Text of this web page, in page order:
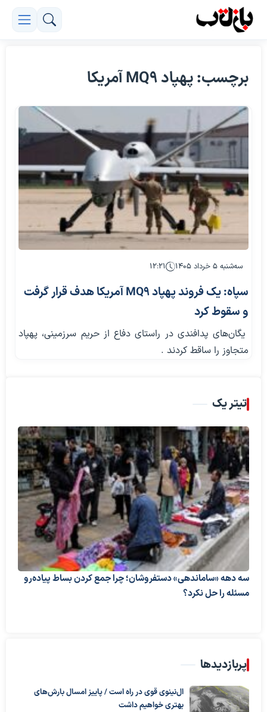
برچسب: پهپاد MQ9 آمریکا
سه‌شنبه ۵ خرداد ۱۴۰۵ ۱۲:۲۱
سپاه: یک فروند پهپاد MQ9 آمریکا هدف قرار گرفت
و سقوط کرد
یگان‌های پدافندی در راستای دفاع از حریم سرزمینی، پهپاد
متجاوز را ساقط کردند .
تیتر یک
سه دهه «ساماندهی» دستفروشان؛ چرا جمع کردن بساط پیاده‌رو
مسئله را حل نکرد؟
پربازدیدها
ال‌نینوی قوی در راه است / پاییز امسال بارش‌های
بهتری خواهیم داشت